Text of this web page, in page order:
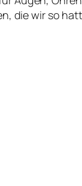
die wir so